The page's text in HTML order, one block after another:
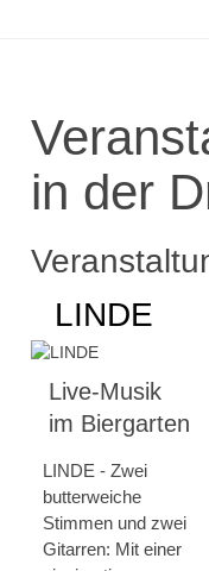
in der
LINDE
Live-Musik
im Biergarten
LINDE - Zwei
butterweiche
Stimmen und zwei
Gitarren: Mit einer